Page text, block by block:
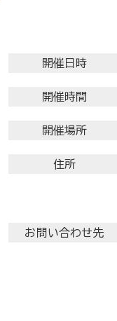
開催日時
開催時間
開催場所
住所
お問い合わせ先